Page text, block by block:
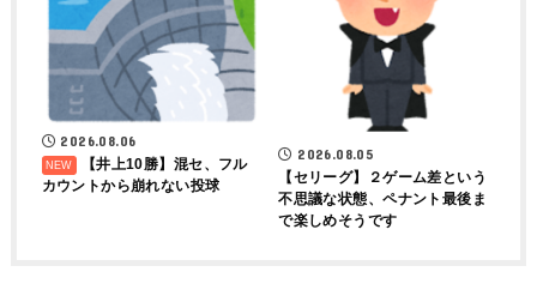
2026.08.06
【井上10勝】混セ、フル
カウントから崩れない投球
2026.08.05
【セリーグ】２ゲーム差という
不思議な状態、ペナント最後ま
で楽しめそうです